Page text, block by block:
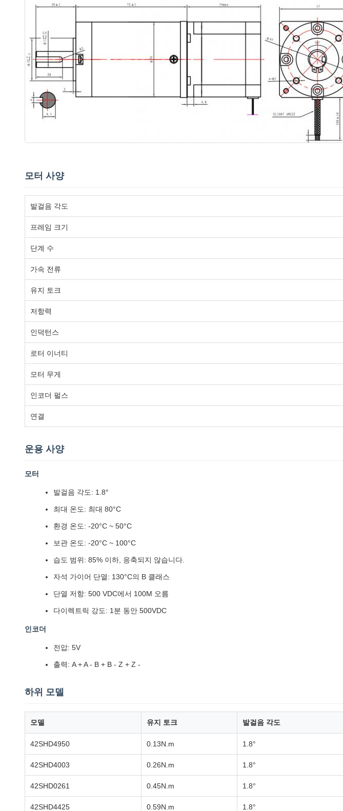
모터 사양
발걸음 각도
프레임 크기
단계 수
가속 전류
유지 토크
저항력
인덕턴스
로터 이너티
모터 무게
인코더 펄스
연결
운용 사양
모터
발걸음 각도: 1.8°
최대 온도: 최대 80°C
환경 온도: -20°C ~ 50°C
보관 온도: -20°C ~ 100°C
습도 범위: 85% 이하, 응축되지 않습니다.
자석 가이어 단열: 130°C의 B 클래스
단열 저항: 500 VDC에서 100M 오름
다이렉트릭 강도: 1분 동안 500VDC
인코더
전압: 5V
출력: A + A - B + B - Z + Z -
하위 모델
모델 유지 토크 발걸음 각도
42SHD4950 0.13N.m 1.8°
42SHD4003 0.26N.m 1.8°
42SHD0261 0.45N.m 1.8°
42SHD4425 0.59N.m 1.8°